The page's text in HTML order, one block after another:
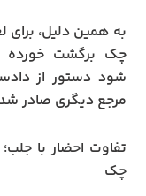
به همین دلیل، برای
چک برگشت خورده
شود دستور از
مرجع دیگری صادر
تفاوت احضار با
چک